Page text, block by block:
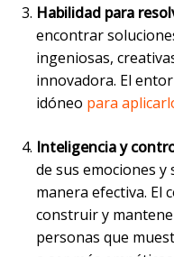
Habilidad para
encontrar
ingeniosas,
innovadora. El
idóneo para
Inteligencia y
de sus emociones
manera efectiva. El
construir y
personas que